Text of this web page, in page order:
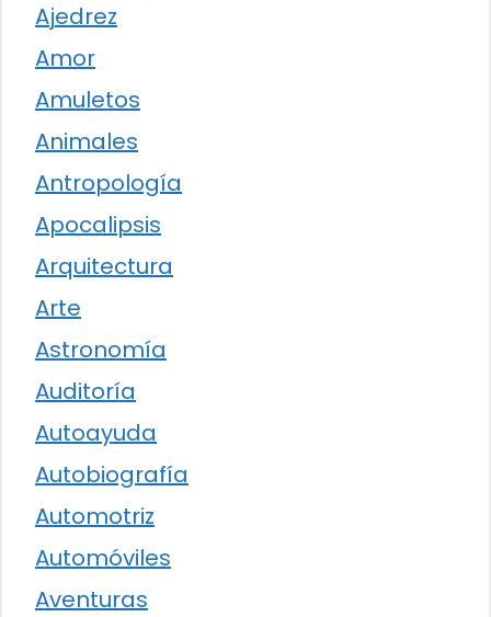
Ajedrez
Amor
Amuletos
Animales
Antropología
Apocalipsis
Arquitectura
Arte
Astronomía
Auditoría
Autoayuda
Autobiografía
Automotriz
Automóviles
Aventuras